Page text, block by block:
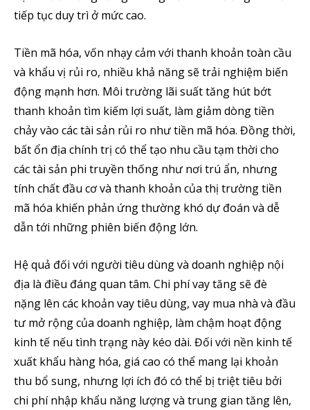
Theo dõi CIG News
Chúng tôi mang lại trải nghiệm thú vị với tin tức nhanh chóng, góc
nhìn thị trường trực quan và mang lại lượng kiến thức cần thiết trong
thị trường tài chính.
SUBSCRIBE
Tôi đã đọc và chấp nhận vớiPrivacy Policy.
Theo Dõi Chúng Tôi
5,320 2,500 58,000
tiếp tục duy trì ở mức cao.
Tiền mã hóa, vốn nhạy cảm với thanh khoản toàn cầu
và khẩu vị rủi ro, nhiều khả năng sẽ trải nghiệm biến
động mạnh hơn. Môi trường lãi suất tăng hút bớt
thanh khoản tìm kiếm lợi suất, làm giảm dòng tiền
chảy vào các tài sản rủi ro như tiền mã hóa. Đồng thời,
bất ổn địa chính trị có thể tạo nhu cầu tạm thời cho
các tài sản phi truyền thống như nơi trú ẩn, nhưng
tính chất đầu cơ và thanh khoản của thị trường tiền
mã hóa khiến phản ứng thường khó dự đoán và dễ
dẫn tới những phiên biến động lớn.
Hệ quả đối với người tiêu dùng và doanh nghiệp nội
địa là điều đáng quan tâm. Chi phí vay tăng sẽ đè
nặng lên các khoản vay tiêu dùng, vay mua nhà và đầu
tư mở rộng của doanh nghiệp, làm chậm hoạt động
kinh tế nếu tình trạng này kéo dài. Đối với nền kinh tế
xuất khẩu hàng hóa, giá cao có thể mang lại khoản
thu bổ sung, nhưng lợi ích đó có thể bị triệt tiêu bởi
chi phí nhập khẩu năng lượng và trung gian tăng lên,